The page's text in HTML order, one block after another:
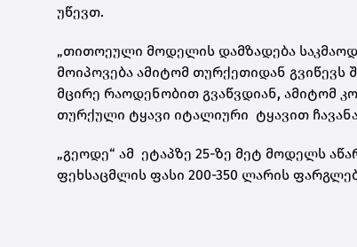
უწევთ.
„თითოეული მოდელის დამზადება
მოიპოვება ამიტომ თურქეთიდან
მცირე რაოდენობით გვაწვდიან, ამიტომ
თურქული ტყავი იტალიური ტყავით
„გეოდე“ ამ ეტაპზე 25-ზე მეტ მოდელს
ფეხსაცმლის ფასი 200-350 ლარის